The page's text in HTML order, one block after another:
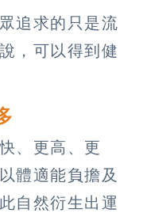
追求的只是流
，可以得到健
、更高、更
體適能負擔及
自然衍生出運